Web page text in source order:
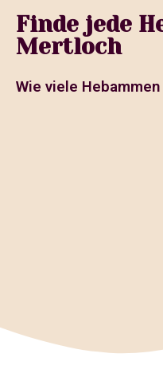
Finde jede
Mertloch
Wie viele